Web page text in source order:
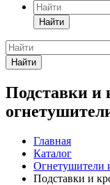
Найти
Найти
Подставки и
Главная
Каталог
Огнетушители
Подставки и